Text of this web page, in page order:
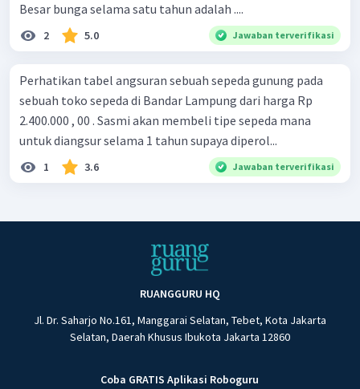
Besar bunga selama satu tahun adalah ....
2 5.0 Jawaban terverifikasi
Perhatikan tabel angsuran sebuah sepeda gunung pada
sebuah toko sepeda di Bandar Lampung dari harga Rp
2.400.000 , 00 . Sasmi akan membeli tipe sepeda mana
untuk diangsur selama 1 tahun supaya diperol...
1 3.6 Jawaban terverifikasi
RUANGGURU HQ
Jl. Dr. Saharjo No.161, Manggarai Selatan, Tebet, Kota Jakarta
Selatan, Daerah Khusus Ibukota Jakarta 12860
Coba GRATIS Aplikasi Roboguru